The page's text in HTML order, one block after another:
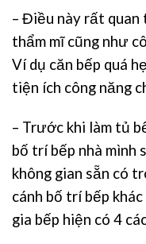
– Điều này rất
thẩm mĩ cũng như
Ví dụ căn bếp quá
tiện ích công năng
– Trước khi làm tủ
bố trí bếp nhà mình
không gian sẵn có
cánh bố trí bếp
gia bếp hiện có 4